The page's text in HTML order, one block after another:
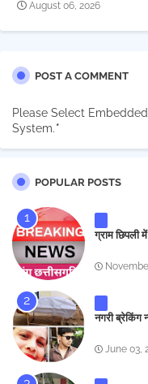
August 06, 2026
POST A COMMENT
Please Select
System.*
POPULAR POSTS
ग्राम छिपली
नगरी ब्रेकिंग
June 03,